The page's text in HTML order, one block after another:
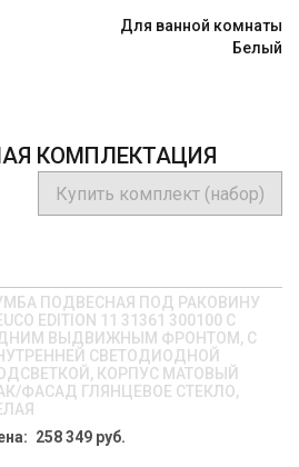
Для ванной комнаты
Белый
КОМПЛЕКТАЦИЯ
Купить комплект (набор)
ПОДВЕСНАЯ ПОД РАКОВИНУ
EDITION 11 31361 300100 С
ВЫДВИЖНЫМ ФРОНТОМ, С
СВЕТОДИОДНОЙ
КОРПУС МАТОВЫЙ
ФАСАД ГЛЯНЦЕВОЕ СТЕКЛО,
258 349 руб.